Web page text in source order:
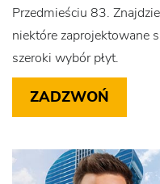
Przedmieściu 83.
niektóre zaprojektowane
szeroki wybór płyt.
ZADZWOŃ